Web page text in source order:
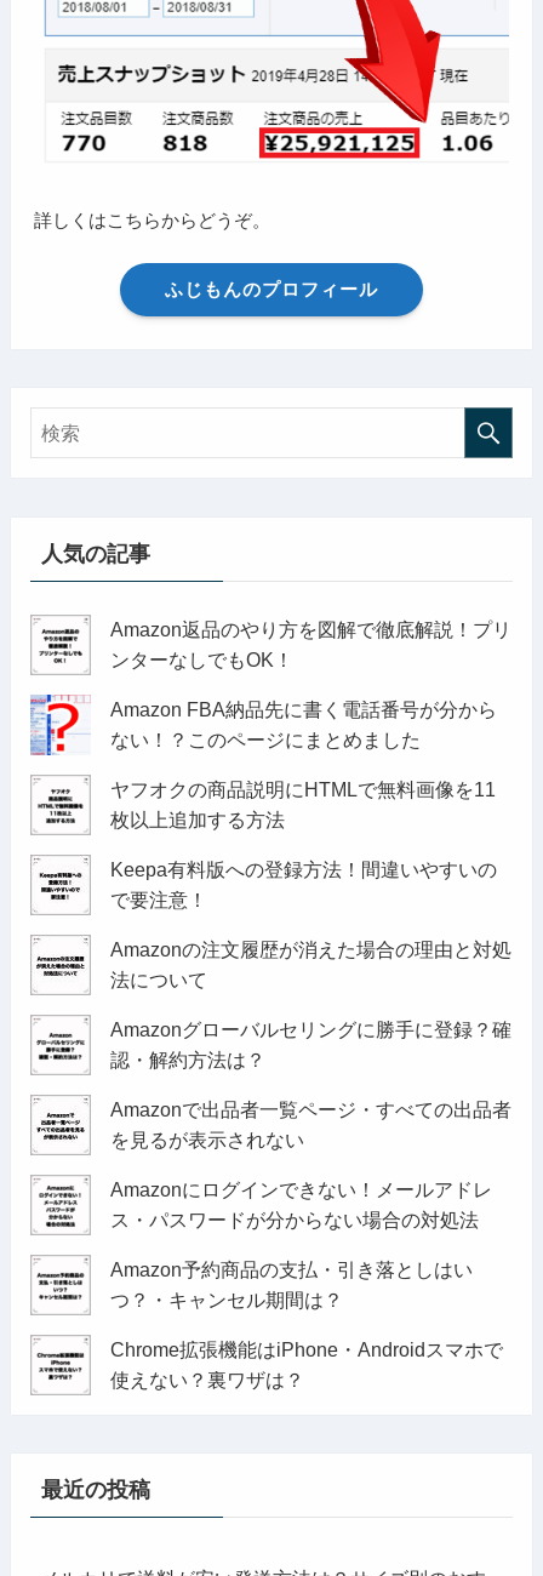
詳しくはこちらからどうぞ。
ふじもんのプロフィール
人気の記事
Amazon返品のやり方を図解で徹底解説！プリ
ンターなしでもOK！
Amazon FBA納品先に書く電話番号が分から
ない！？このページにまとめました
ヤフオクの商品説明にHTMLで無料画像を11
枚以上追加する方法
Keepa有料版への登録方法！間違いやすいの
で要注意！
Amazonの注文履歴が消えた場合の理由と対処
法について
Amazonグローバルセリングに勝手に登録？確
認・解約方法は？
Amazonで出品者一覧ページ・すべての出品者
を見るが表示されない
Amazonにログインできない！メールアドレ
ス・パスワードが分からない場合の対処法
Amazon予約商品の支払・引き落としはい
つ？・キャンセル期間は？
Chrome拡張機能はiPhone・Androidスマホで
使えない？裏ワザは？
最近の投稿